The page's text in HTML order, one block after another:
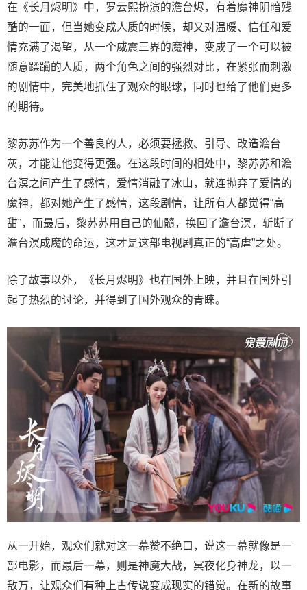
在《长月烬明》中，罗云熙扮演的澹台烬，有着魔神阴暗残
酷的一面，但当她变成人质的时候，却又对温暖、信任和爱
情充满了渴望，从一个威震三界的魔神，变成了一个可以被
随意蹂躏的人质，两个角色之间的强烈对比，在紧张而刺激
的剧情中，完美地抓住了观众的眼球，同时也给了他们更多
的期待。
黎苏苏作为一个善良的人，必须要拯救、引导、改造澹台
灰，才能让他变得更强。在这段时间的相处中，黎苏苏和澹
台溟之间产生了感情，爱情消融了冰山，就连抛弃了爱情的
魔神，都对她产生了感情，这段剧情，让所有人都觉得“高
甜”，而最后，黎苏苏用自己的仙髓，换回了澹台溟，斩断了
澹台溟成魔的命运，这才是这部电视剧真正的“高虐”之处。
除了故事以外，《长月烬明》也在国外上映，并且在国外引
起了热烈的讨论，并得到了国外观众的青睐。
从一开始，观众们就对这一幕赞不绝口，说这一幕就像是一
部电影，而最后一幕，则是神魔大战，冥夜化身神龙，以一
敌万，让观众们有种上古传说变成现实的错觉。在新的故事